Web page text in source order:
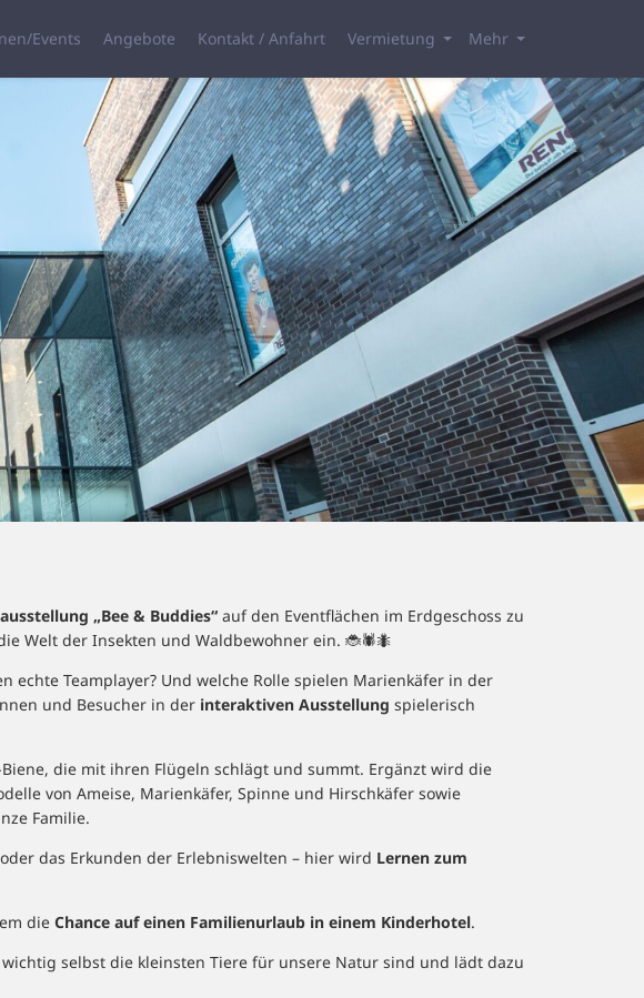
Events Angebote Kontakt / Anfahrt Vermietung Mehr
„Bee & Buddies“ auf den Eventflächen im Erdgeschoss zu
Welt der Insekten und Waldbewohner ein. 🐞🕷️🐜
echte Teamplayer? Und welche Rolle spielen Marienkäfer in der
und Besucher in der interaktiven Ausstellung spielerisch
die mit ihren Flügeln schlägt und summt. Ergänzt wird die
von Ameise, Marienkäfer, Spinne und Hirschkäfer sowie
Familie.
das Erkunden der Erlebniswelten – hier wird Lernen zum
die Chance auf einen Familienurlaub in einem Kinderhotel.
wichtig selbst die kleinsten Tiere für unsere Natur sind und lädt dazu